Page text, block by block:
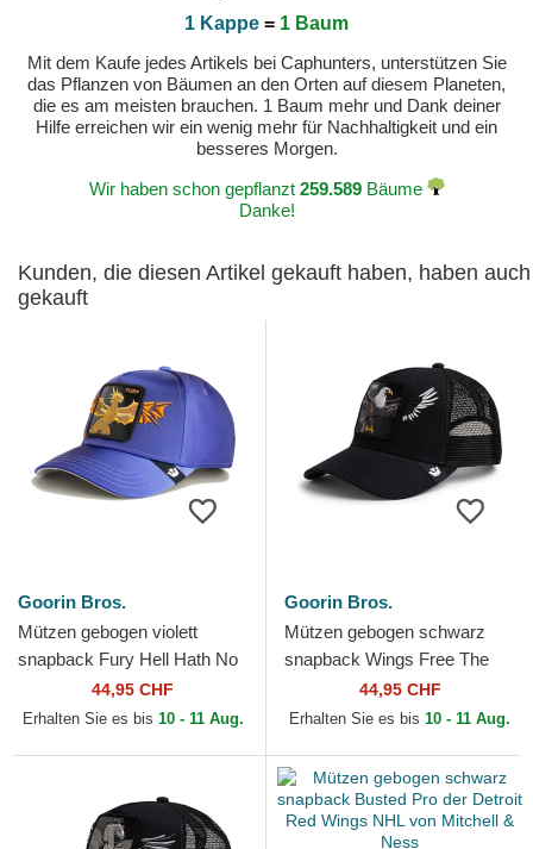
1 Kappe = 1 Baum
Mit dem Kaufe jedes Artikels bei Caphunters, unterstützen Sie
das Pflanzen von Bäumen an den Orten auf diesem Planeten,
die es am meisten brauchen. 1 Baum mehr und Dank deiner
Hilfe erreichen wir ein wenig mehr für Nachhaltigkeit und ein
besseres Morgen.
Wir haben schon gepflanzt 259.589Bäume
Danke!
Kunden, die diesen Artikel gekauft haben, haben auch
gekauft
Goorin Bros.
Mützen gebogen violett
snapback Fury Hell Hath No
Wings The Farm Goorin
Bros.
44,95 CHF
Erhalten Sie es bis 10 - 11 Aug.
Goorin Bros.
Mützen gebogen schwarz
snapback Wings Free The
Farm Goorin Bros.
44,95 CHF
Erhalten Sie es bis 10 - 11 Aug.